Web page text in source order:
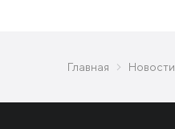
Главная Новости